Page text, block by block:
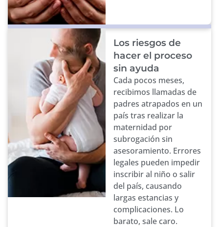
Los riesgos de
hacer el proceso
sin ayuda
Cada pocos meses,
recibimos llamadas de
padres atrapados en un
país tras realizar la
maternidad por
subrogación sin
asesoramiento. Errores
legales pueden impedir
inscribir al niño o salir
del país, causando
largas estancias y
complicaciones. Lo
barato, sale caro.